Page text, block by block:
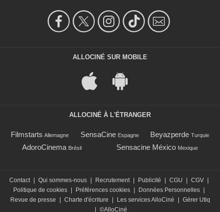
ALLOCINÉ SUR MOBILE
ALLOCINÉ À L'ÉTRANGER
Filmstarts Allemagne SensaCine Espagne Beyazperde Turquie
AdoroCinema Brésil Sensacine México Mexique
Contact Qui sommes-nous Recrutement Publicité CGU CGV
Politique de cookies
Préférences cookies Données Personnelles
Revue de presse
Charte d'écriture Les services AlloCiné
Gérer Utiq
©AlloCiné